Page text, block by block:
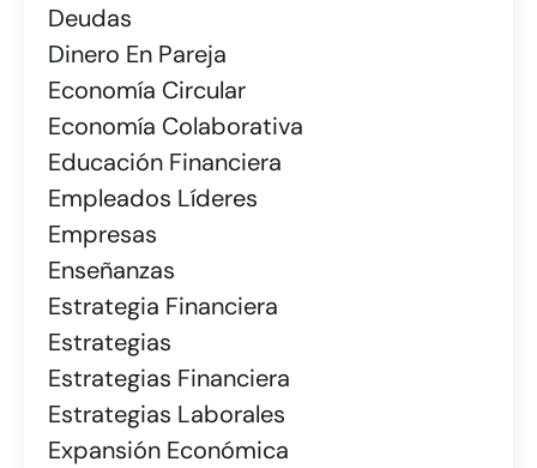
Deudas
Dinero En Pareja
Economía Circular
Economía Colaborativa
Educación Financiera
Empleados Líderes
Empresas
Enseñanzas
Estrategia Financiera
Estrategias
Estrategias Financiera
Estrategias Laborales
Expansión Económica